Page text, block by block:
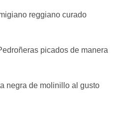
reggiano curado
picados de manera
negra de molinillo al gusto